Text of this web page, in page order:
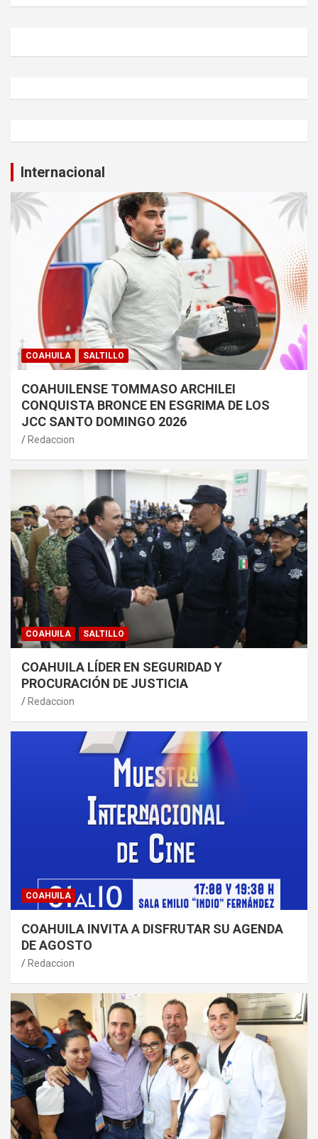
Internacional
COAHUILA SALTILLO
COAHUILENSE TOMMASO ARCHILEI
CONQUISTA BRONCE EN ESGRIMA DE LOS
JCC SANTO DOMINGO 2026
Redaccion
COAHUILA SALTILLO
COAHUILA LÍDER EN SEGURIDAD Y
PROCURACIÓN DE JUSTICIA
Redaccion
COAHUILA
COAHUILA INVITA A DISFRUTAR SU AGENDA
DE AGOSTO
Redaccion